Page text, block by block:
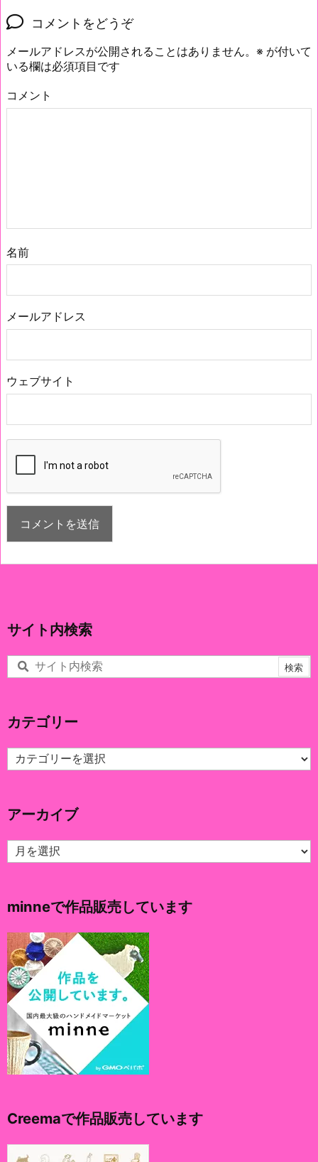
コメントをどうぞ
メールアドレスが公開されることはありません。 ※ が付いて
いる欄は必須項目です
コメント
名前
メールアドレス
ウェブサイト
サイト内検索
カテゴリー
カ
テ
ー
アーカイブ
ア
ー
ブ
minneで作品販売しています
Creemaで作品販売しています